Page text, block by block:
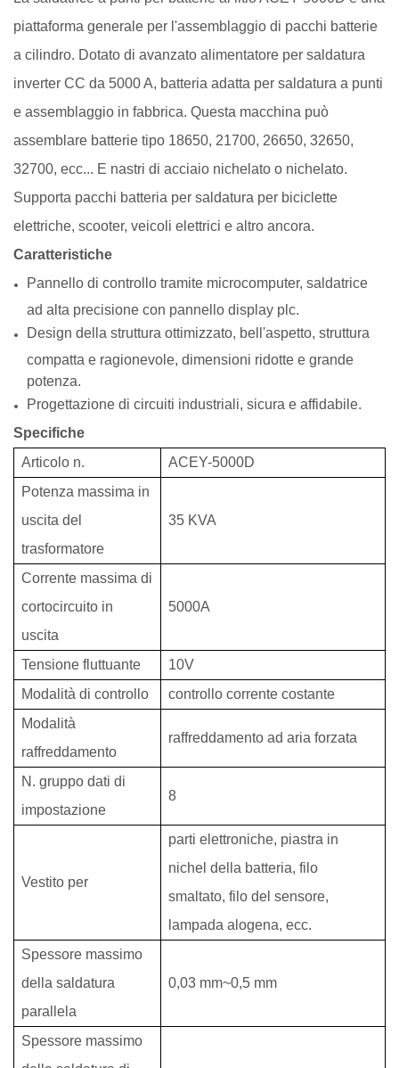
piattaforma generale per l'assemblaggio di pacchi batterie
a cilindro. Dotato di avanzato alimentatore per saldatura
inverter CC da 5000 A, batteria adatta per saldatura a punti
e assemblaggio in fabbrica. Questa macchina può
assemblare batterie tipo 18650, 21700, 26650, 32650,
32700, ecc... E nastri di acciaio nichelato o nichelato.
Supporta pacchi batteria per saldatura per biciclette
elettriche, scooter, veicoli elettrici e altro ancora.
Caratteristiche
Pannello di controllo tramite microcomputer, saldatrice
ad alta precisione con pannello display plc.
Design della struttura ottimizzato, bell'aspetto, struttura
compatta e ragionevole, dimensioni ridotte e grande
potenza.
Progettazione di circuiti industriali, sicura e affidabile.
Specifiche
Articolo n.
ACEY-5000D
Potenza massima in
uscita del
trasformatore
35 KVA
Corrente massima di
cortocircuito in
uscita
5000A
Tensione fluttuante
10V
Modalità di controllo
controllo corrente costante
Modalità
raffreddamento
raffreddamento ad aria forzata
N. gruppo dati di
impostazione
8
Vestito per
parti elettroniche, piastra in
nichel della batteria, filo
smaltato, filo del sensore,
lampada alogena, ecc.
Spessore massimo
della saldatura
parallela
0,03 mm~0,5 mm
Spessore massimo